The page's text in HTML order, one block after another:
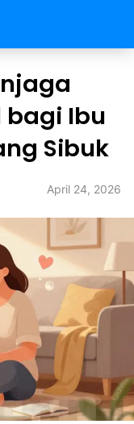
bagi Ibu
Sibuk
April 24, 2026